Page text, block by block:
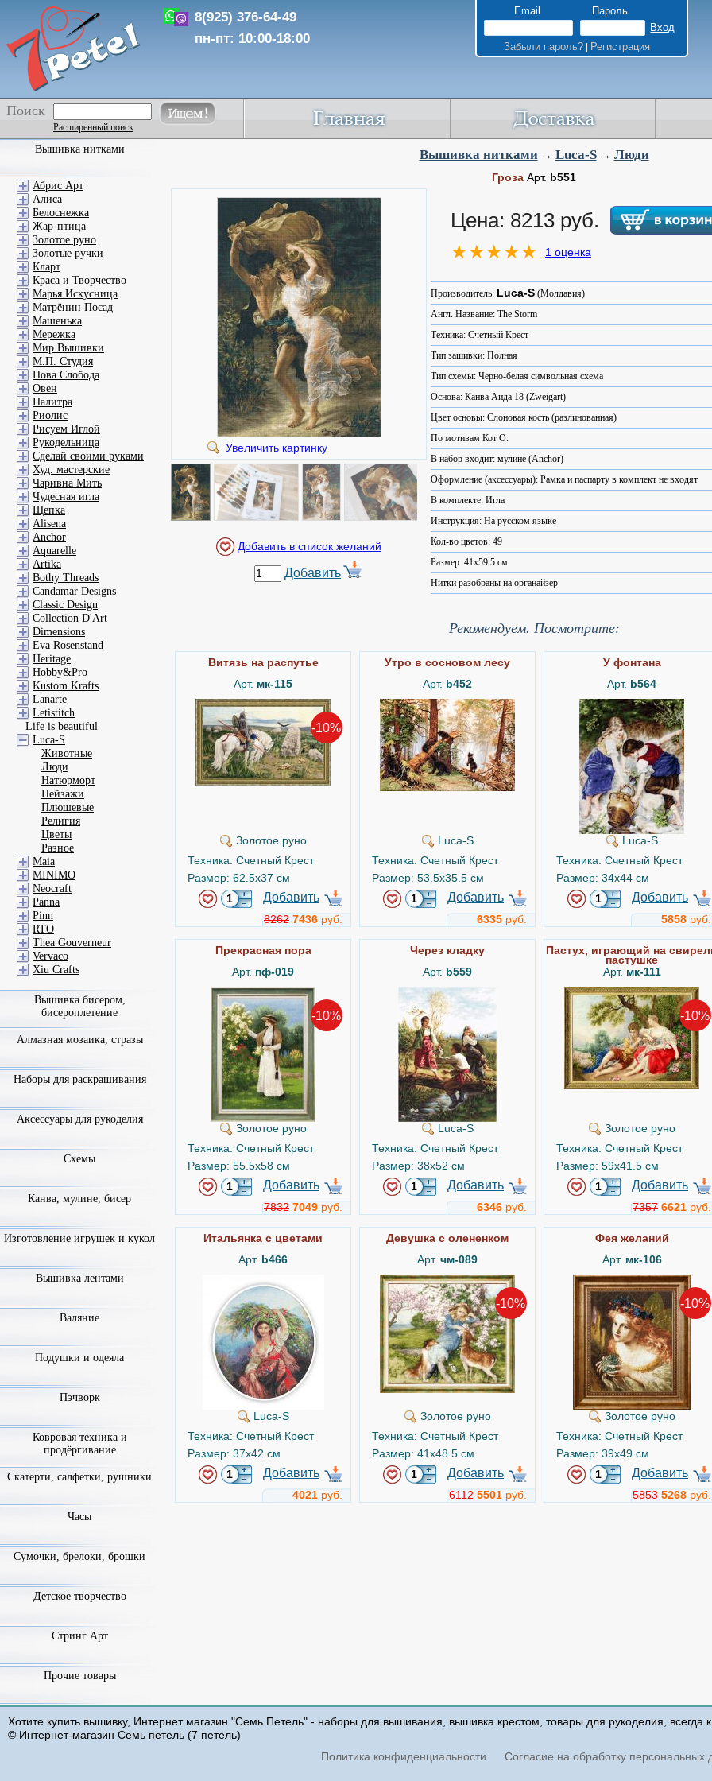
8(925) 376-64-49
пн-пт: 10:00-18:00
Email Пароль
Забыли пароль?| Регистрация
Поиск
Расширенный поиск
Вышивка нитками→ Luca-S→ Люди
Гроза Арт. b551
Увеличить картинку
Добавить
Цена: 8213 руб.
1 оценка
Производитель: Luca-S (Молдавия)
Англ. Название: The Storm
Техника: Счетный Крест
Тип зашивки: Полная
Тип схемы: Черно-белая символьная схема
Основа: Канва Аида 18 (Zweigart)
Цвет основы: Слоновая кость (разлинованная)
По мотивам Кот О.
В набор входит: мулине (Anchor)
Оформление (аксессуары): Рамка и паспарту в комплект не входят
В комплекте: Игла
Инструкция: На русском языке
Кол-во цветов: 49
Размер: 41x59.5 см
Нитки разобраны на органайзер
Рекомендуем. Посмотрите:
Витязь на распутье
Арт. мк-115
-10%
Золотое руно
Техника: Счетный Крест
Размер: 62.5x37 см
Добавить
8262 7436 руб.
Утро в сосновом лесу
Арт. b452
Luca-S
Техника: Счетный Крест
Размер: 53.5x35.5 см
Добавить
6335 руб.
У фонтана
Арт. b564
Luca-S
Техника: Счетный Крест
Размер: 34x44 см
Добавить
5858 руб.
Прекрасная пора
Арт. пф-019
-10%
Золотое руно
Техника: Счетный Крест
Размер: 55.5x58 см
Добавить
7832 7049 руб.
Через кладку
Арт. b559
Luca-S
Техника: Счетный Крест
Размер: 38x52 см
Добавить
6346 руб.
Пастух, играющий на
пастушке
Арт. мк-111
-10%
Золотое руно
Техника: Счетный Крест
Размер: 59x41.5 см
Добавить
7357 6621 руб.
Итальянка с цветами
Арт. b466
Luca-S
Техника: Счетный Крест
Размер: 37x42 см
Добавить
4021 руб.
Девушка с олененком
Арт. чм-089
-10%
Золотое руно
Техника: Счетный Крест
Размер: 41x48.5 см
Добавить
6112 5501 руб.
Фея желаний
Арт. мк-106
-10%
Золотое руно
Техника: Счетный Крест
Размер: 39x49 см
Добавить
5853 5268 руб.
Luca-S
Техника: Счетный Крест
Размер: 40x53 см
Luca-S
Техника: Счетный Крест
Добавить
Luca-S
Техника: Счетный Крест
Добавить
Вышивка нитками
Абрис Арт
Алиса
Белоснежка
Жар-птица
Золотое руно
Золотые ручки
Кларт
Краса и Творчество
Марья Искусница
Матрёнин Посад
Машенька
Мережка
Мир Вышивки
М.П. Студия
Нова Слобода
Овен
Палитра
Риолис
Рисуем Иглой
Рукодельница
Сделай своими руками
Худ. мастерские
Чаривна Мить
Чудесная игла
Щепка
Alisena
Anchor
Aquarelle
Artika
Bothy Threads
Candamar Designs
Classic Design
Collection D'Art
Dimensions
Eva Rosenstand
Heritage
Hobby&Pro
Kustom Krafts
Lanarte
Letistitch
Life is beautiful
Luca-S
Животные
Люди
Натюрморт
Пейзажи
Плюшевые
Религия
Цветы
Разное
Maia
MINIMO
Neocraft
Panna
Pinn
RTO
Thea Gouverneur
Vervaco
Xiu Crafts
Вышивка бисером,
бисероплетение
Алмазная мозаика, стразы
Наборы для раскрашивания
Аксессуары для рукоделия
Схемы
Канва, мулине, бисер
Изготовление игрушек и кукол
Вышивка лентами
Валяние
Подушки и одеяла
Пэчворк
Ковровая техника и
продёргивание
Скатерти, салфетки, рушники
Часы
Сумочки, брелоки, брошки
Детское творчество
Стринг Арт
Прочие товары
Хотите купить вышивку, Интернет магазин "Семь Петель" - наборы для вышивания, вышивка крестом, товары для рукоделия, всегда
© Интернет-магазин Семь петель (7 петель)
Политика конфиденциальности
Согласие на обработку персональных